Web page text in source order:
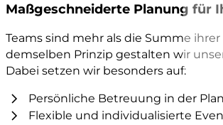
Maßgeschneiderte Planung für
Teams sind mehr als die Summe
demselben Prinzip gestalten wir
Dabei setzen wir besonders auf:
Persönliche Betreuung in der
Flexible und individualisierte